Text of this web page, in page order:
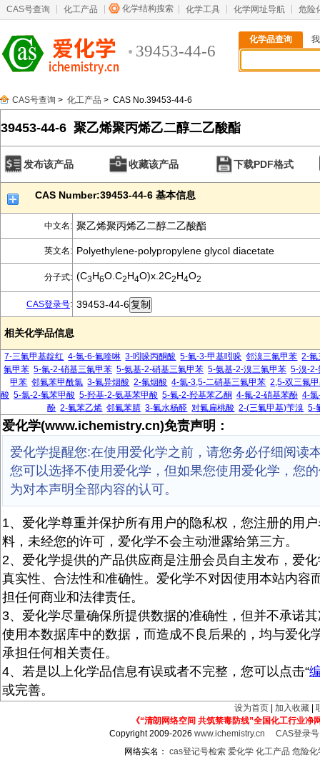
CAS号查询 化工产品 化学结构搜索 化学工具 化学网址导航 危险
39453-44-6
化学品查询
CAS号查询 > 化工产品 > CAS No.39453-44-6
39453-44-6 聚乙烯聚丙烯乙二醇二乙酸酯
发布该产品 收藏该产品 下载PDF格式
CAS Number:39453-44-6 基本信息
中文名: 聚乙烯聚丙烯乙二醇二乙酸酯
英文名: Polyethylene-polypropylene glycol diacetate
分子式: (C3H6O.C2H4O)x.2C2H4O2
CAS登录号: 39453-44-6
相关化学品信息
7-三氟甲基靛红 4-氯-6-氟喹啉 3-吲哚丙酮酸 5-氟-3-甲基吲哚 邻溴三氟甲苯 2-氟
氟甲苯 5-氟-2-硝基三氟甲苯 5-氨基-2-硝基三氟甲苯 5-氨基-2-溴三氟甲苯 5-溴-2-
甲苯 邻氟苯甲酰氯 3-氟异烟酸 2-氟烟酸 4-氯-3,5-二硝基三氟甲苯 2,5-双三氟
酸 5-氯-2-氟苯甲酸 5-羟基-2-氨基苯甲酸 5-氟-2-羟基苯乙酮 4-氟-2-硝基苯酚 4-
酚 2-氟苯乙烯 邻氟苯腈 3-氟水杨醛 对氟扁桃酸 2-(三氟甲基)苄溴 5-
爱化学(www.ichemistry.cn)免责声明：
爱化学提醒您:在使用爱化学之前，请您务必仔细阅读
您可以选择不使用爱化学，但如果您使用爱化学，您
为对本声明全部内容的认可。
1、爱化学尊重并保护所有用户的隐私权，您注册的用
料，未经您的许可，爱化学不会主动泄露给第三方。
2、爱化学提供的产品供应商是注册会员自主发布，爱
真实性、合法性和准确性。爱化学不对因使用本站内容
担任何商业和法律责任。
3、爱化学尽量确保所提供数据的准确性，但并不承诺
使用本数据库中的数据，而造成不良后果的，均与爱化
承担任何相关责任。
4、若是以上化学品信息有误或者不完整，您可以点击“
或完善。
设为首页 加入收藏
《“清朗网络空间 共筑禁毒防线”全国化工行业净
Copyright 2009-2026www.ichemistry.cn
CAS登录
网络实名： cas登记号检索 爱化学 化工产品 危险化